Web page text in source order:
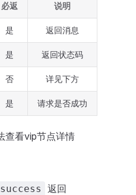
必返 说明
是 返回消息
是 返回状态码
否 详见下方
是 请求是否成功
查看vip节点详情
success 返回